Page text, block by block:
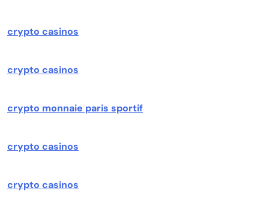
crypto casinos
crypto casinos
crypto monnaie paris sportif
crypto casinos
crypto casinos